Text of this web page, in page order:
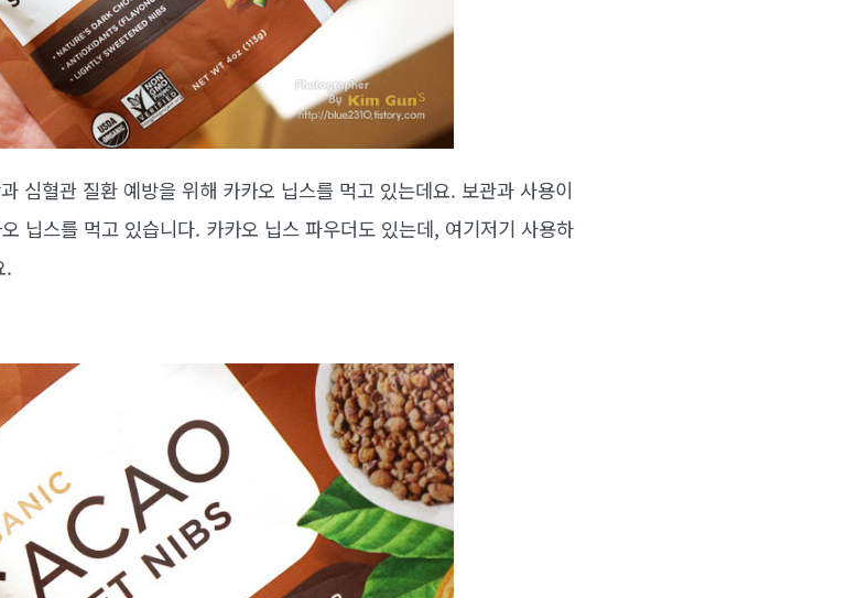
심혈관 질환 예방을 위해 카카오 닙스를 먹고 있는데요. 보관과 사용이
닙스를 먹고 있습니다. 카카오 닙스 파우더도 있는데, 여기저기 사용하
.